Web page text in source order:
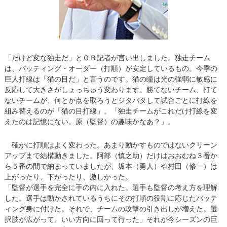
「だけど変な独走だ」とＯＢ記者が言い出しました。独走チーム
は、バッティング・オーダー（打順）が安定しているもの。今季の
巨人打線は「猫の目だ」と言うのです。猫の瞳は光の強弱に敏感に
反応して大きさがしょっちゅう変わります。勝てないチーム、打て
ないチームが、何とか点を取ろうとジタバタして試合ごとに打線を
組み替えるのが「猫の目打線」。「独走チームがこれだけ打線を変
えたのは記憶にない。原（監督）の趣味かなあ？」。
確かに打順はよく変わった。あまり動かすものではないクリーン
アップまで結構動きました。阿部（慎之助）だけはおおむね３番か
ら５番の間で納まっていましたが、坂本（勇人）や村田（修一）は
上がったり、下がったり、激しかった。
「監督が選手を完全に手の内に入れた。選手も監督の考え方を理解
した。選手は動かされているうちにその打順の役割に応じたバッテ
ィング身に付けた。それで、チームの攻撃の引き出しが増えた。選
択肢が広がって、いい方向に回って行った」それが今シーズンの巨